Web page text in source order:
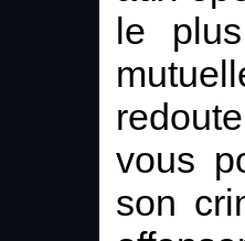
le
vous
son